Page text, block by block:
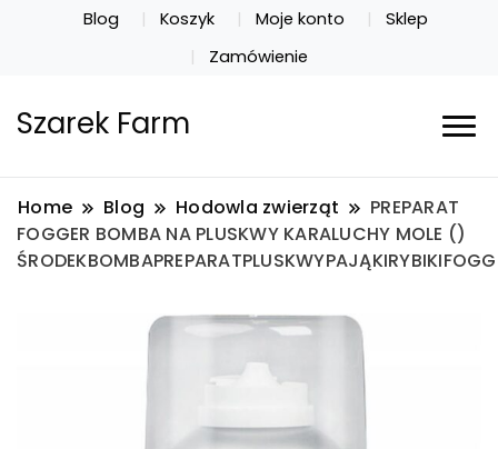
Blog Koszyk Moje konto
Sklep
Zamówienie
Szarek Farm
Home Blog Hodowla zwierząt
PREPARAT
FOGGER BOMBA NA PLUSKWY KARALUCHY MOLE ()